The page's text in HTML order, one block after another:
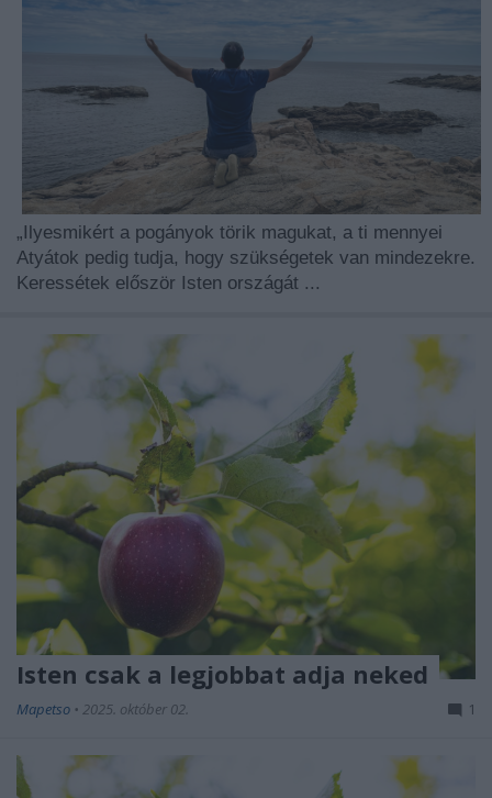
„Ilyesmikért a pogányok törik magukat, a ti mennyei
Atyátok pedig tudja, hogy szükségetek van mindezekre.
Keressétek először Isten országát ...
Isten csak a legjobbat adja neked
Mapetso • 2025. október 02. 1